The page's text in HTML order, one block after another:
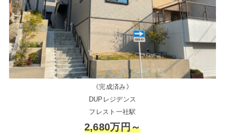
《完成済み》
DUPレジデンス
フレスト一社駅
2,680万円～